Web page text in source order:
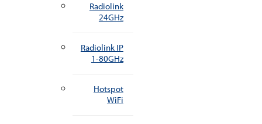
Radiolink
24GHz
Radiolink IP
1-80GHz
Hotspot
WiFi